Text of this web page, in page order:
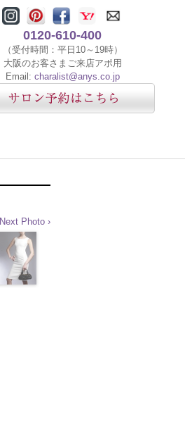
0120-610-400
（受付時間：平日10～19時）
大阪のお客さまご来店アポ用
Email: charalist@anys.co.jp
Next Photo ›